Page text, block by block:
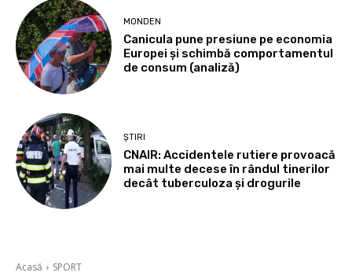
MONDEN
Canicula pune presiune pe economia
Europei și schimbă comportamentul
de consum (analiză)
ȘTIRI
CNAIR: Accidentele rutiere provoacă
mai multe decese în rândul tinerilor
decât tuberculoza și drogurile